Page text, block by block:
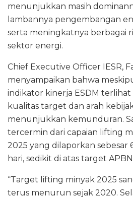
menunjukkan masih
lambannya pengembangan
serta meningkatnya berbagai
sektor energi.
Chief Executive Officer IESR,
menyampaikan bahwa
indikator kinerja ESDM
kualitas target dan arah
menunjukkan kemunduran.
tercermin dari capaian lifting
2025 yang dilaporkan sebesar
hari, sedikit di atas target
“Target lifting minyak 2025
terus menurun sejak 2020.